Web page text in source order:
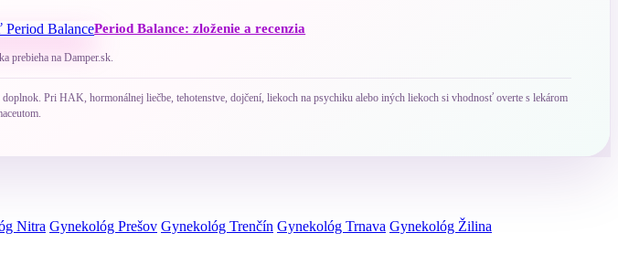
BalancePeriod Balance: zloženie a recenzia
prebieha na Damper.sk.
Pri HAK, hormonálnej liečbe, tehotenstve, dojčení, liekoch na psychiku alebo iných liekoch si vhodnosť overte s lekárom
Nitra Gynekológ Prešov Gynekológ Trenčín Gynekológ Trnava Gynekológ Žilina